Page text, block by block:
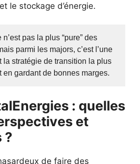
le stockage d’énergie.
n’est pas la plus “pure” des
parmi les majors, c’est l’une
la stratégie de transition la plus
gardant de bonnes marges.
: quelles
et
?
de faire des